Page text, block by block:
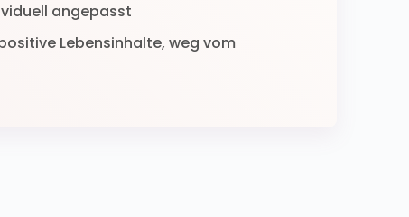
angepasst
Lebensinhalte, weg vom